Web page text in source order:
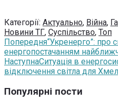
Категорії: Актуально, Війна,
Новини ТГ, Суспільство, Топ
Попередня“Укренерго”: про
енергопостачанням
НаступнаСитуація в
відключення світла для
Популярні пости